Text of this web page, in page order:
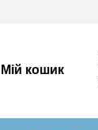
Мій кошик